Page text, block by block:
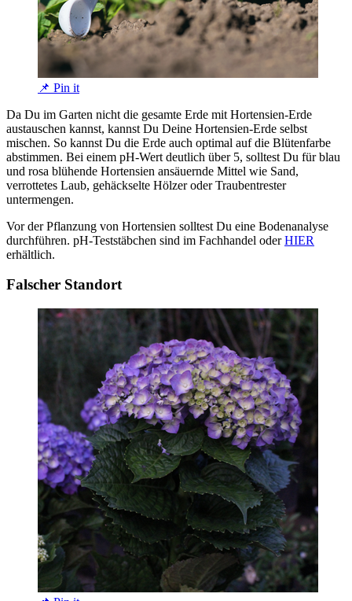
📌 Pin it
Da Du im Garten nicht die gesamte Erde mit Hortensien-Erde
austauschen kannst, kannst Du Deine Hortensien-Erde selbst
mischen. So kannst Du die Erde auch optimal auf die Blütenfarbe
abstimmen. Bei einem pH-Wert deutlich über 5, solltest Du für blau
und rosa blühende Hortensien ansäuernde Mittel wie Sand,
verrottetes Laub, gehäckselte Hölzer oder Traubentrester
untermengen.
Vor der Pflanzung von Hortensien solltest Du eine Bodenanalyse
durchführen. pH-Teststäbchen sind im Fachhandel oderHIER
erhältlich.
Falscher Standort